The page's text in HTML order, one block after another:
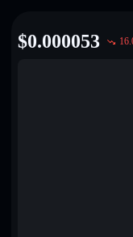
$0.000053